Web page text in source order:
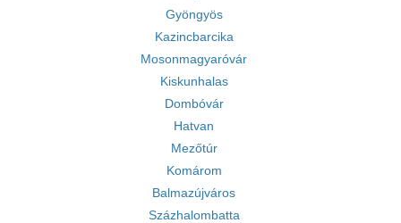
Gyöngyös
Kazincbarcika
Mosonmagyaróvár
Kiskunhalas
Dombóvár
Hatvan
Mezőtúr
Komárom
Balmazújváros
Százhalombatta